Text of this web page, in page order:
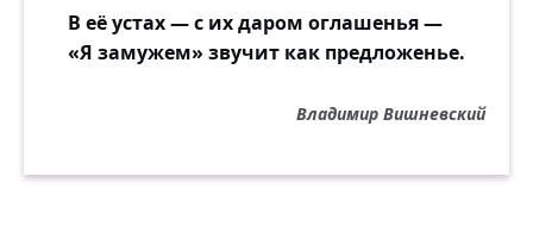
В её устах — с их даром оглашенья —
«Я замужем» звучит как предложенье.
Владимир Вишневский